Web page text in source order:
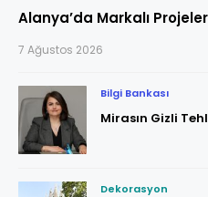
Alanya’da Markalı
7 Ağustos 2026
Bilgi Bankası
Mirasın Gizli
Dekorasyon